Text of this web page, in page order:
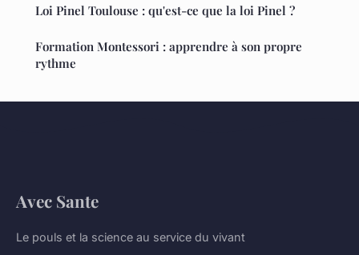
Loi Pinel Toulouse : qu'est-ce que la loi Pinel ?
Formation Montessori : apprendre à son propre
rythme
Avec Sante
Le pouls et la science au service du vivant